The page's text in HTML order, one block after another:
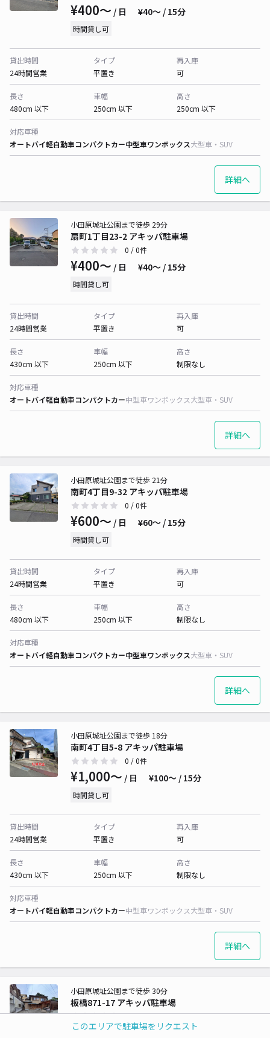
このエリアで駐車場をリクエスト
¥400〜 / 日 ¥40〜 / 15分
時間貸し可
貸出時間
24時間営業
タイプ
平置き
再入庫
可
長さ
480cm 以下
車幅
250cm 以下
高さ
250cm 以下
対応車種
オートバイ軽自動車コンパクトカー中型車ワンボックス大型車・SUV
詳細へ
扇町1丁目23-2 アキッパ駐車場
小田原城址公園まで徒歩 29分
0 / 0件
¥400〜 / 日 ¥40〜 / 15分
時間貸し可
貸出時間
24時間営業
タイプ
平置き
再入庫
可
長さ
430cm 以下
車幅
250cm 以下
高さ
制限なし
対応車種
オートバイ軽自動車コンパクトカー中型車ワンボックス大型車・SUV
詳細へ
南町4丁目9-32 アキッパ駐車場
小田原城址公園まで徒歩 21分
0 / 0件
¥600〜 / 日 ¥60〜 / 15分
時間貸し可
貸出時間
24時間営業
タイプ
平置き
再入庫
可
長さ
480cm 以下
車幅
250cm 以下
高さ
制限なし
対応車種
オートバイ軽自動車コンパクトカー中型車ワンボックス大型車・SUV
詳細へ
南町4丁目5-8 アキッパ駐車場
小田原城址公園まで徒歩 18分
0 / 0件
¥1,000〜 / 日 ¥100〜 / 15分
時間貸し可
貸出時間
24時間営業
タイプ
平置き
再入庫
可
長さ
430cm 以下
車幅
250cm 以下
高さ
制限なし
対応車種
オートバイ軽自動車コンパクトカー中型車ワンボックス大型車・SUV
詳細へ
板橋871-17 アキッパ駐車場
小田原城址公園まで徒歩 30分
0/ 0件
¥1,000〜/ 日